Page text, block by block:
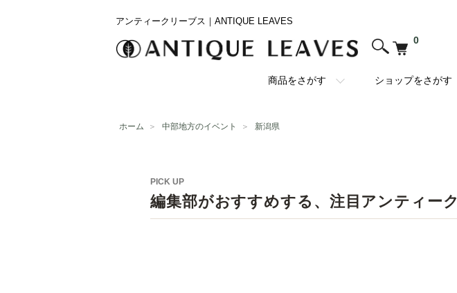
アンティークリーブス｜ANTIQUE LEAVES
0
商品をさがす ショップをさがす
ホーム ＞ 中部地方のイベント ＞ 新潟県
PICK UP
編集部がおすすめする、注目アンティーク